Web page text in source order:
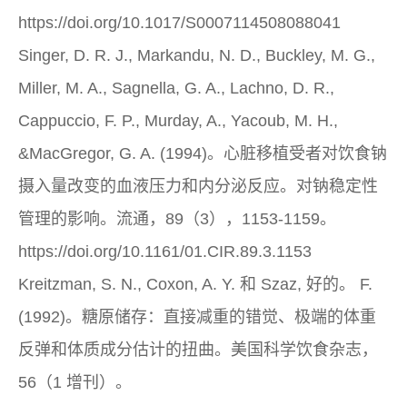
https://doi.org/10.1017/S0007114508088041
Singer, D. R. J., Markandu, N. D., Buckley, M. G.,
Miller, M. A., Sagnella, G. A., Lachno, D. R.,
Cappuccio, F. P., Murday, A., Yacoub, M. H.,
&MacGregor, G. A. (1994)。心脏移植受者对饮食钠
摄入量改变的血液压力和内分泌反应。对钠稳定性
管理的影响。流通，89（3），1153-1159。
https://doi.org/10.1161/01.CIR.89.3.1153
Kreitzman, S. N., Coxon, A. Y. 和 Szaz, 好的。 F.
(1992)。糖原储存：直接减重的错觉、极端的体重
反弹和体质成分估计的扭曲。美国科学饮食杂志，
56（1 增刊）。